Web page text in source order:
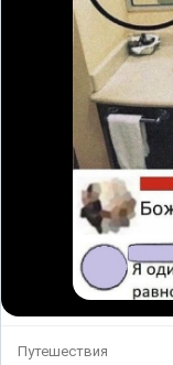
Путешествия